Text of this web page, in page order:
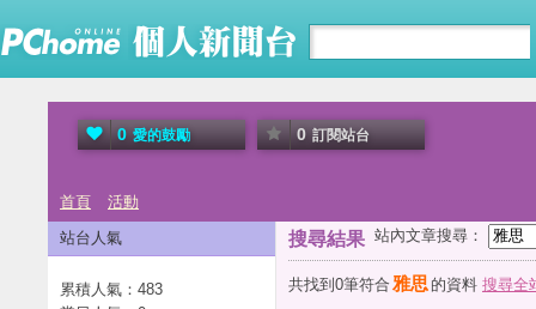
0 愛的鼓勵 0 訂閱站台
首頁 活動
搜尋結果 站內文章搜尋：
共找到0筆符合 雅思 的資料 搜尋全
站台人氣
累積人氣： 483